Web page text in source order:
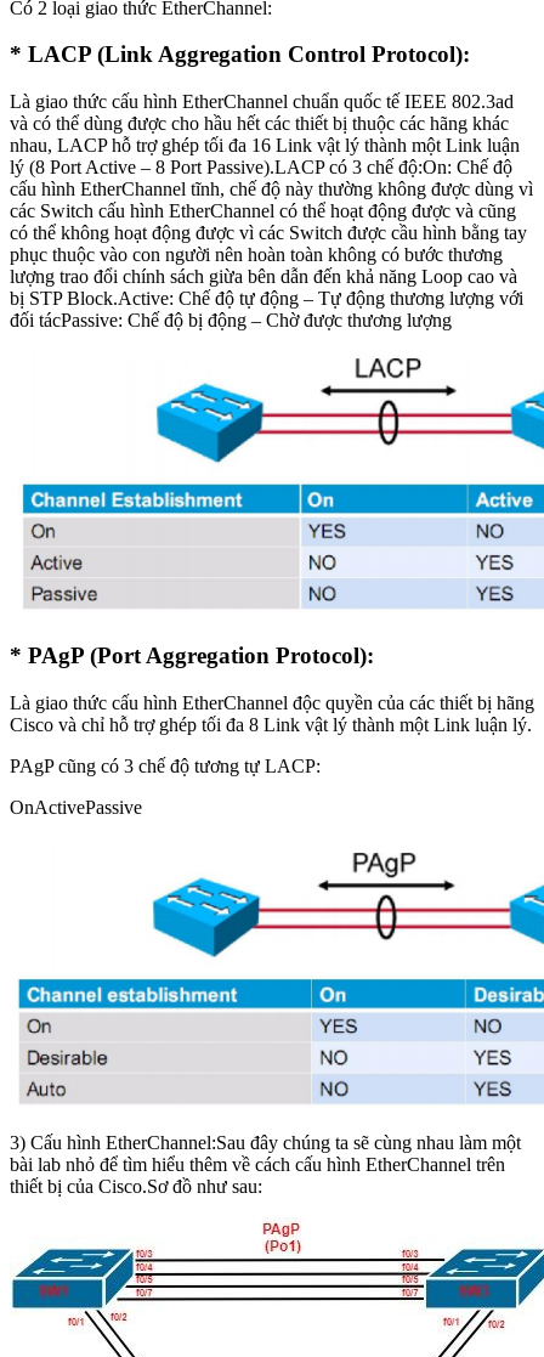
Có 2 loại giao thức EtherChannel:
* LACP (Link Aggregation Control Protocol):
Là giao thức cấu hình EtherChannel chuẩn quốc tế IEEE 802.3ad
và có thể dùng được cho hầu hết các thiết bị thuộc các hãng khác
nhau, LACP hỗ trợ ghép tối đa 16 Link vật lý thành một Link luận
lý (8 Port Active – 8 Port Passive).LACP có 3 chế độ:On: Chế độ
cấu hình EtherChannel tĩnh, chế độ này thường không được dùng vì
các Switch cấu hình EtherChannel có thể hoạt động được và cũng
có thể không hoạt động được vì các Switch được cầu hình bằng tay
phục thuộc vào con người nên hoàn toàn không có bước thương
lượng trao đổi chính sách giừa bên dẫn đến khả năng Loop cao và
bị STP Block.Active: Chế độ tự động – Tự động thương lượng với
đối tácPassive: Chế độ bị động – Chờ được thương lượng
* PAgP (Port Aggregation Protocol):
Là giao thức cấu hình EtherChannel độc quyền của các thiết bị hãng
Cisco và chỉ hỗ trợ ghép tối đa 8 Link vật lý thành một Link luận lý.
PAgP cũng có 3 chế độ tương tự LACP:
OnActivePassive
3) Cấu hình EtherChannel:Sau đây chúng ta sẽ cùng nhau làm một
bài lab nhỏ để tìm hiểu thêm về cách cấu hình EtherChannel trên
thiết bị của Cisco.Sơ đồ như sau: